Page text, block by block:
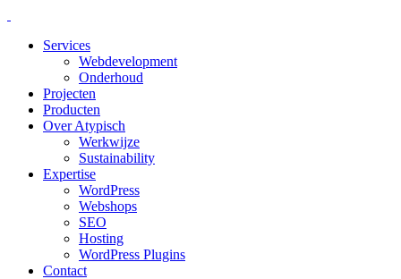
Services
Webdevelopment
Onderhoud
Projecten
Producten
Over Atypisch
Werkwijze
Sustainability
Expertise
WordPress
Webshops
SEO
Hosting
WordPress Plugins
Contact